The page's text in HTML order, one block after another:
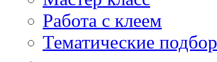
Работа с клеем
Тематические